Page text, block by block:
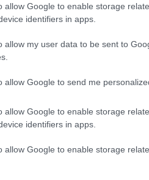
allow Google to enable storage
identifiers in apps.
allow my user data to be sent to
allow Google to send me
allow Google to enable storage
identifiers in apps.
allow Google to enable storage
allenano il sistema nel suo
completare il quadro, un
energie al recupero,
settimana.
in 3 giorni
lunedì, mercoledì,